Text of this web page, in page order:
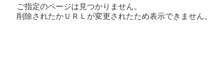
ご指定のページは見つかりません。
削除されたかＵＲＬが変更されたため表示できません。